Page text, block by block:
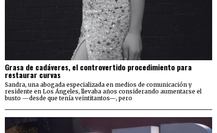
Grasa de cadáveres, el controvertido procedimiento para
restaurar curvas
Sandra, una abogada especializada en medios de comunicación y
residente en Los Ángeles, llevaba años considerando aumentarse el
busto —desde que tenía veintitantos—, pero